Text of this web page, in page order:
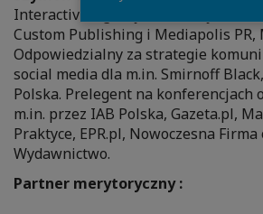
Interactive, agencji tworz?cej, razem
Custom Publishing i Mediapolis PR,
Odpowiedzialny za strategie
social media dla m.in. Smirnoff
Polska. Prelegent na konferencjach
m.in. przez IAB Polska, Gazeta.pl,
Praktyce, EPR.pl, Nowoczesna
Wydawnictwo.
Partner merytoryczny :